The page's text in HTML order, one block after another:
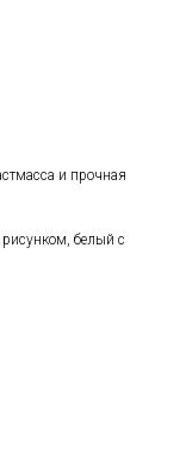
и прочная
белый с